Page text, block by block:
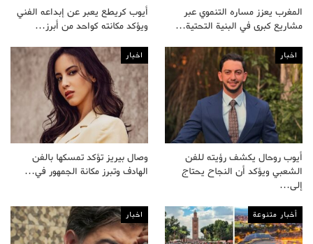
المغرب يعزز مساره التنموي عبر
مشاريع كبرى في البنية التحتية…
أيوب كريطع يعبر عن إبداعه الفني
ويؤكد مكانته كواحد من أبرز…
اخبار
أيوب روحال يكشف رؤيته للفن
الشعبي ويؤكد أن النجاح يحتاج
إلى…
اخبار
وصال بيريز تؤكد تمسكها بالفن
الهادف وتبرز مكانة الجمهور في…
أخبار متنوعة اخبار